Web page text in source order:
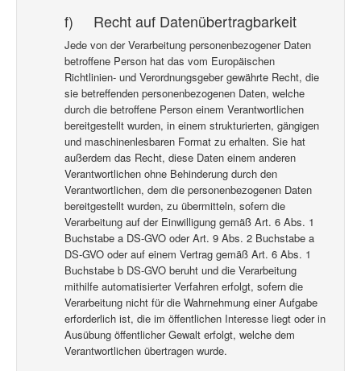
f) Recht auf Datenübertragbarkeit
Jede von der Verarbeitung personenbezogener Daten
betroffene Person hat das vom Europäischen
Richtlinien- und Verordnungsgeber gewährte Recht, die
sie betreffenden personenbezogenen Daten, welche
durch die betroffene Person einem Verantwortlichen
bereitgestellt wurden, in einem strukturierten, gängigen
und maschinenlesbaren Format zu erhalten. Sie hat
außerdem das Recht, diese Daten einem anderen
Verantwortlichen ohne Behinderung durch den
Verantwortlichen, dem die personenbezogenen Daten
bereitgestellt wurden, zu übermitteln, sofern die
Verarbeitung auf der Einwilligung gemäß Art. 6 Abs. 1
Buchstabe a DS-GVO oder Art. 9 Abs. 2 Buchstabe a
DS-GVO oder auf einem Vertrag gemäß Art. 6 Abs. 1
Buchstabe b DS-GVO beruht und die Verarbeitung
mithilfe automatisierter Verfahren erfolgt, sofern die
Verarbeitung nicht für die Wahrnehmung einer Aufgabe
erforderlich ist, die im öffentlichen Interesse liegt oder in
Ausübung öffentlicher Gewalt erfolgt, welche dem
Verantwortlichen übertragen wurde.